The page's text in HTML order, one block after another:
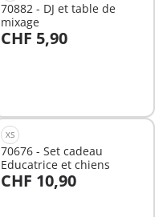
70882 - DJ et table de
mixage
CHF 5,90
XS
70676 - Set cadeau
Educatrice et chiens
CHF 10,90